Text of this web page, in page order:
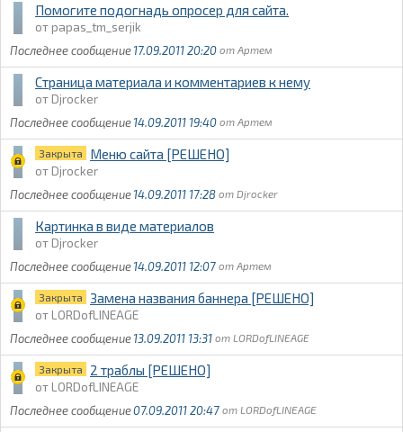
Помогите подогнадь опросер для сайта.
papas_tm_serjik
17.09.2011 20:20
Артем
Страница материала и комментариев к нему
Djrocker
14.09.2011 19:40
Артем
Закрыта Меню сайта [РЕШЕНО]
Djrocker
14.09.2011 17:28
Djrocker
Картинка в виде материалов
Djrocker
14.09.2011 12:07
Артем
Закрыта Замена названия баннера [РЕШЕНО]
LORDofLINEAGE
13.09.2011 13:31
LORDofLINEAGE
Закрыта 2 траблы [РЕШЕНО]
LORDofLINEAGE
07.09.2011 20:47
LORDofLINEAGE